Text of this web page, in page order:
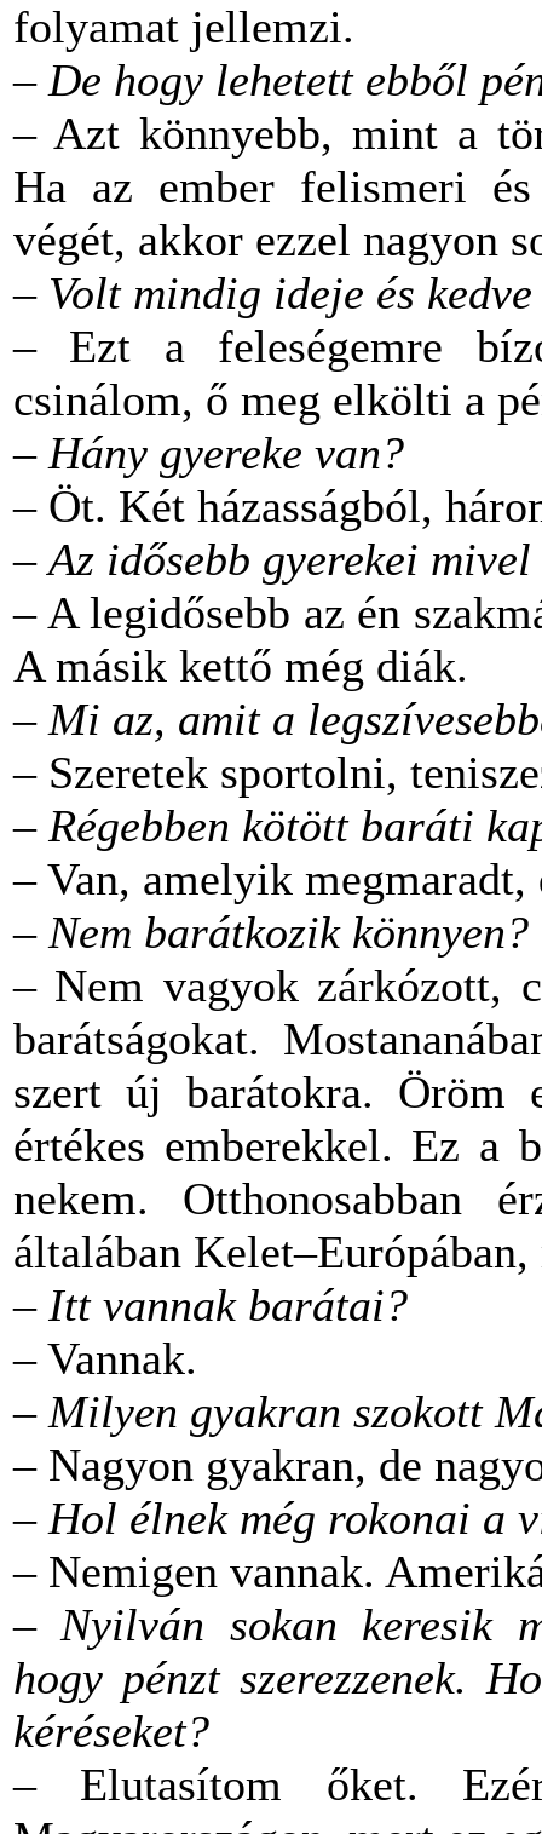
folyamat jellemzi.
– De hogy lehetett ebből
– Azt könnyebb, mint a
Ha az ember felismeri
végét, akkor ezzel nagyon
– Volt mindig ideje és
– Ezt a feleségemre
csinálom, ő meg elkölti a
– Hány gyereke van?
– Öt. Két házasságból,
–Az idősebb gyerekei
– A legidősebb az én
A másik kettő még diák.
– Mi az, amit a
– Szeretek sportolni,
– Régebben kötött baráti
– Van, amelyik
– Nem barátkozik könnyen?
– Nem vagyok zárkózott,
barátságokat.
szert új barátokra. Öröm
értékes emberekkel. Ez a
nekem. Otthonosabban
általában
– Itt vannak barátai?
– Vannak.
– Milyen gyakran szokott
– Nagyon gyakran, de
– Hol élnek még rokonai a
– Nemigen vannak.
– Nyilván sokan keresik
hogy pénzt szerezzenek.
kéréseket?
– Elutasítom őket.